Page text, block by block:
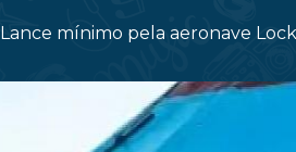
Lance mínimo pela aeronave